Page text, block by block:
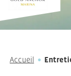
Accueil